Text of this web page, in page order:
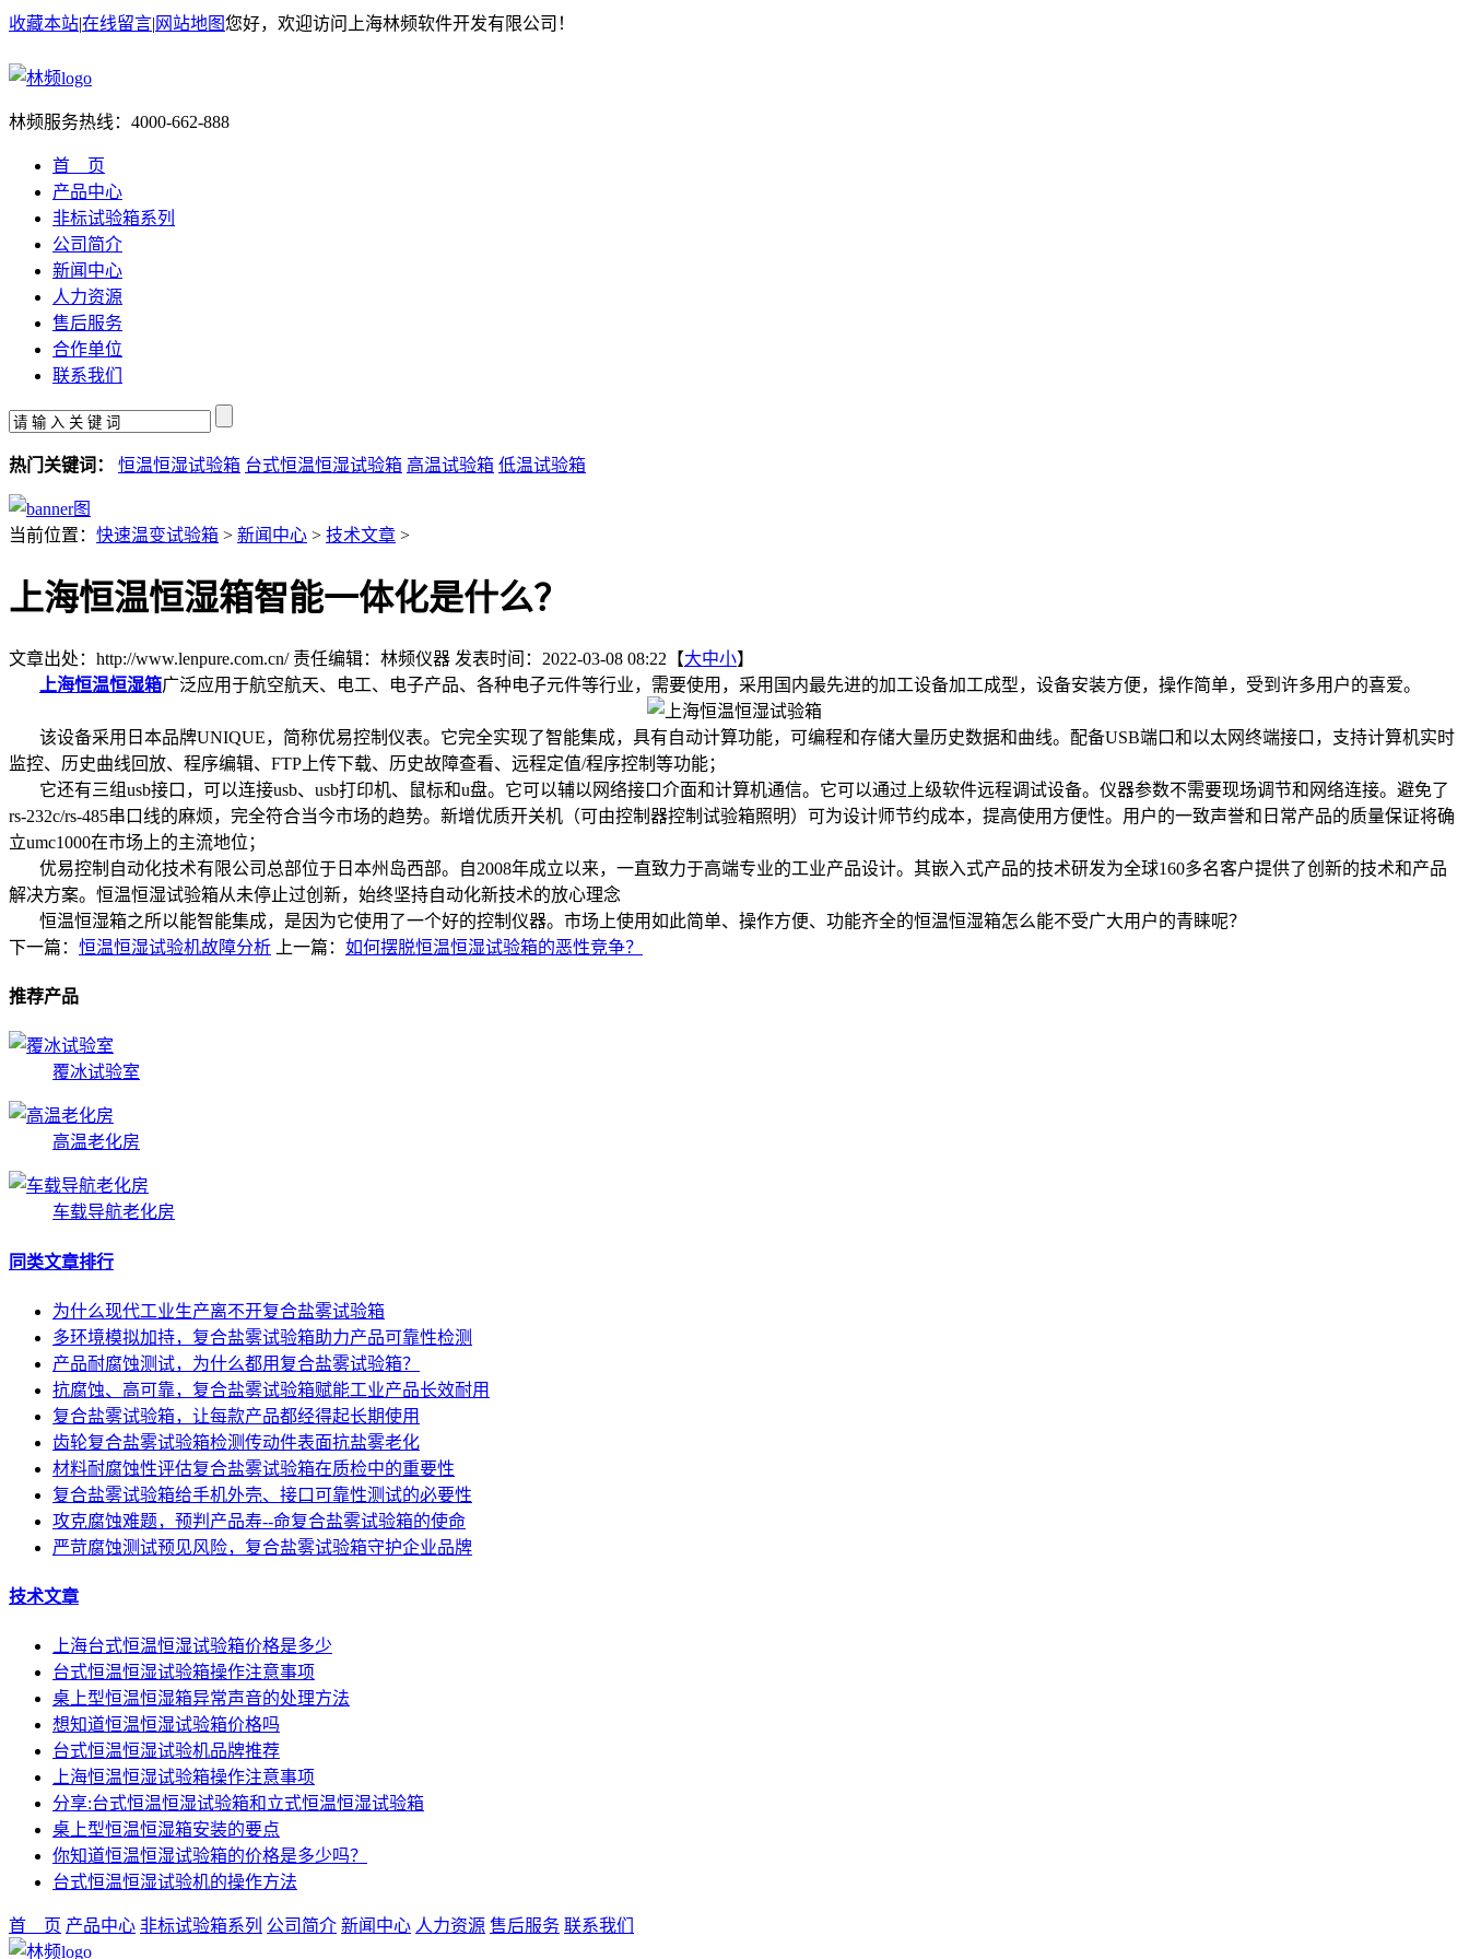
收藏本站|在线留言| 网站地图您好，欢迎访问上海林频软件开发有限公司！
林频服务热线： 4000-662-888
首 页
产品中心
非标试验箱系列
公司简介
新闻中心
人力资源
售后服务
合作单位
联系我们
热门关键词： 恒温恒湿试验箱 台式恒温恒湿试验箱 高温试验箱 低温试验箱
当前位置： 快速温变试验箱 > 新闻中心 > 技术文章 >
上海恒温恒湿箱智能一体化是什么？
文章出处：http://www.lenpure.com.cn/ 责任编辑：林频仪器 发表时间：2022-03-08 08:22【大中小】
上海恒温恒湿箱广泛应用于航空航天、电工、电子产品、各种电子元件等行业，需要使用，采用国内最先进的加工设备加工成型，设备安装方便，操作简单，受到许多用户的喜爱。
该设备采用日本品牌UNIQUE，简称优易控制仪表。它完全实现了智能集成，具有自动计算功能，可编程和存储大量历史数据和曲线。配备USB端口和以太网终端接口，支持计算机实时
监控、历史曲线回放、程序编辑、FTP上传下载、历史故障查看、远程定值/程序控制等功能；
它还有三组usb接口，可以连接usb、usb打印机、鼠标和u盘。它可以辅以网络接口介面和计算机通信。它可以通过上级软件远程调试设备。仪器参数不需要现场调节和网络连接。避免了
rs-232c/rs-485串口线的麻烦，完全符合当今市场的趋势。新增优质开关机（可由控制器控制试验箱照明）可为设计师节约成本，提高使用方便性。用户的一致声誉和日常产品的质量保证将确
立umc1000在市场上的主流地位；
优易控制自动化技术有限公司总部位于日本州岛西部。自2008年成立以来，一直致力于高端专业的工业产品设计。其嵌入式产品的技术研发为全球160多名客户提供了创新的技术和产品
解决方案。恒温恒湿试验箱从未停止过创新，始终坚持自动化新技术的放心理念
恒温恒湿箱之所以能智能集成，是因为它使用了一个好的控制仪器。市场上使用如此简单、操作方便、功能齐全的恒温恒湿箱怎么能不受广大用户的青睐呢？
下一篇： 恒温恒湿试验机故障分析 上一篇： 如何摆脱恒温恒湿试验箱的恶性竞争？
推荐产品
覆冰试验室
高温老化房
车载导航老化房
同类文章排行
为什么现代工业生产离不开复合盐雾试验箱
多环境模拟加持，复合盐雾试验箱助力产品可靠性检测
产品耐腐蚀测试，为什么都用复合盐雾试验箱？
抗腐蚀、高可靠，复合盐雾试验箱赋能工业产品长效耐用
复合盐雾试验箱，让每款产品都经得起长期使用
齿轮复合盐雾试验箱检测传动件表面抗盐雾老化
材料耐腐蚀性评估复合盐雾试验箱在质检中的重要性
复合盐雾试验箱给手机外壳、接口可靠性测试的必要性
攻克腐蚀难题，预判产品寿--命复合盐雾试验箱的使命
严苛腐蚀测试预见风险，复合盐雾试验箱守护企业品牌
技术文章
上海台式恒温恒湿试验箱价格是多少
台式恒温恒湿试验箱操作注意事项
桌上型恒温恒湿箱异常声音的处理方法
想知道恒温恒湿试验箱价格吗
台式恒温恒湿试验机品牌推荐
上海恒温恒湿试验箱操作注意事项
分享:台式恒温恒湿试验箱和立式恒温恒湿试验箱
桌上型恒温恒湿箱安装的要点
你知道恒温恒湿试验箱的价格是多少吗？
台式恒温恒湿试验机的操作方法
首 页 产品中心 非标试验箱系列 公司简介 新闻中心 人力资源 售后服务 联系我们